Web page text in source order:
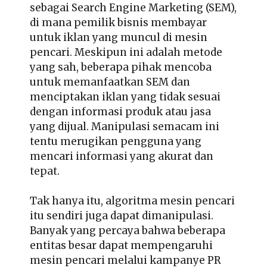
sebagai Search Engine Marketing (SEM),
di mana pemilik bisnis membayar
untuk iklan yang muncul di mesin
pencari. Meskipun ini adalah metode
yang sah, beberapa pihak mencoba
untuk memanfaatkan SEM dan
menciptakan iklan yang tidak sesuai
dengan informasi produk atau jasa
yang dijual. Manipulasi semacam ini
tentu merugikan pengguna yang
mencari informasi yang akurat dan
tepat.
Tak hanya itu, algoritma mesin pencari
itu sendiri juga dapat dimanipulasi.
Banyak yang percaya bahwa beberapa
entitas besar dapat mempengaruhi
mesin pencari melalui kampanye PR